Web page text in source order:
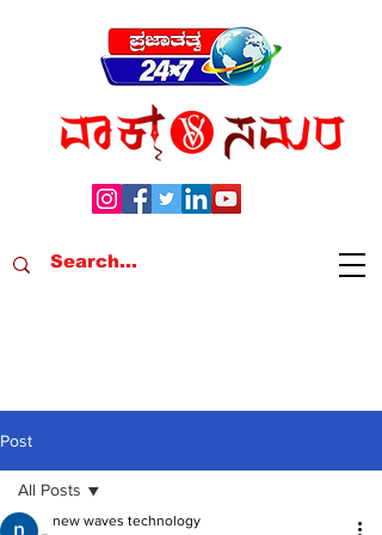
Post
All Posts
new waves technology